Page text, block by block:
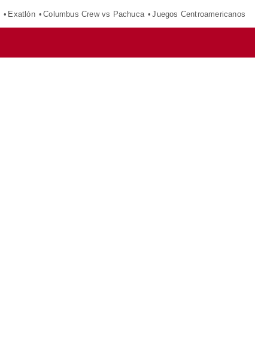
Exatlón Columbus Crew vs Pachuca Juegos Centroamericanos